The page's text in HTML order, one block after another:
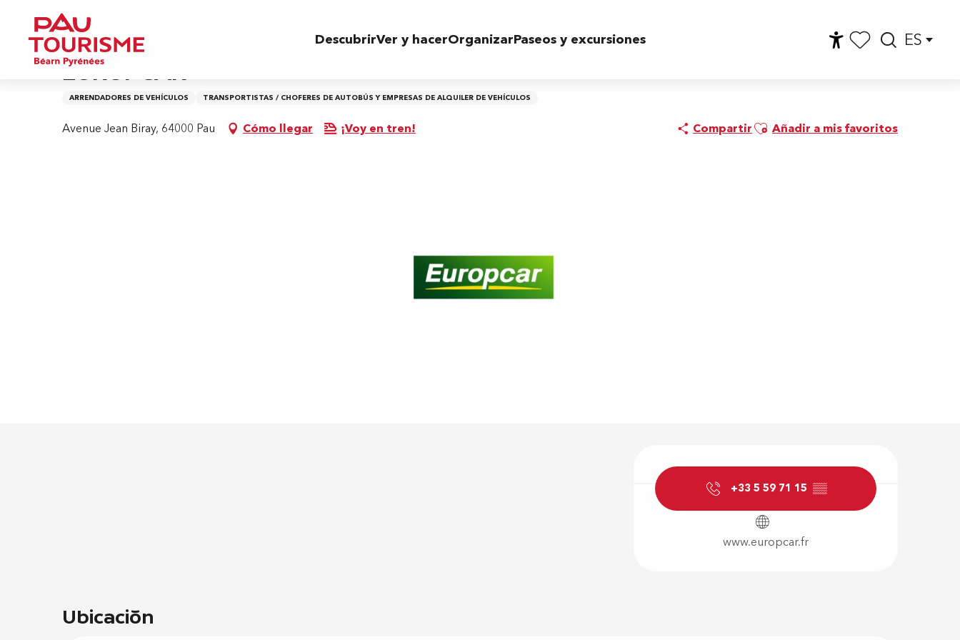
contenu
principal
ES
DescubrirVer y hacerOrganizarPaseos y excursiones
Inicio
EUROPCAR
ARRENDADORES DE VEHÍCULOS TRANSPORTISTAS / CHOFERES DE AUTOBÚS Y EMPRESAS DE ALQUILER DE VEHÍCULOS
Avenue Jean Biray, 64000 Pau Cómo llegar ¡Voy en tren! CompartirAjouter aux favoris
Añadir a mis favoritos
Horarios y
+33 5 59 71 15 ▒▒
www.europcar.fr
Ubicación